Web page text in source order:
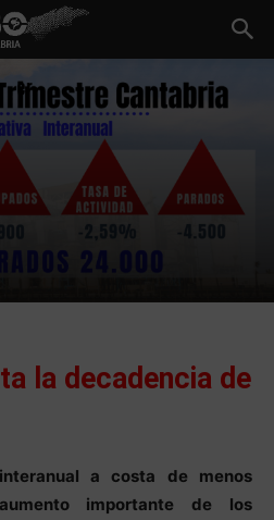
la decadencia de
a costa de menos
importante de los